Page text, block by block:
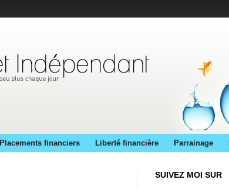
Placements financiers Liberté financière Parrainage
SUIVEZ MOI SUR